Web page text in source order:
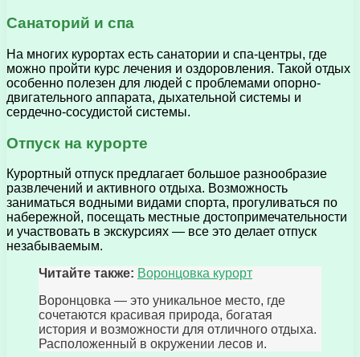
Санаторий и спа
На многих курортах есть санатории и спа-центры, где
можно пройти курс лечения и оздоровления. Такой отдых
особенно полезен для людей с проблемами опорно-
двигательного аппарата, дыхательной системы и
сердечно-сосудистой системы.
Отпуск на курорте
Курортный отпуск предлагает большое разнообразие
развлечений и активного отдыха. Возможность
заниматься водными видами спорта, прогуливаться по
набережной, посещать местные достопримечательности
и участвовать в экскурсиях — все это делает отпуск
незабываемым.
Читайте также: Воронцовка курорт
Воронцовка — это уникальное место, где
сочетаются красивая природа, богатая
история и возможности для отличного отдыха.
Расположенный в окружении лесов и.